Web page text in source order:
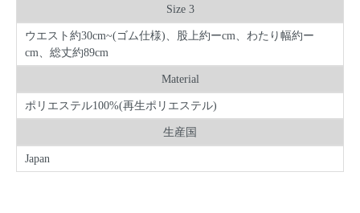
Size 3
ウエスト約30cm~(ゴム仕様)、股上約ーcm、わたり幅約ー
cm、総丈約89cm
Material
ポリエステル100%(再生ポリエステル)
生産国
Japan